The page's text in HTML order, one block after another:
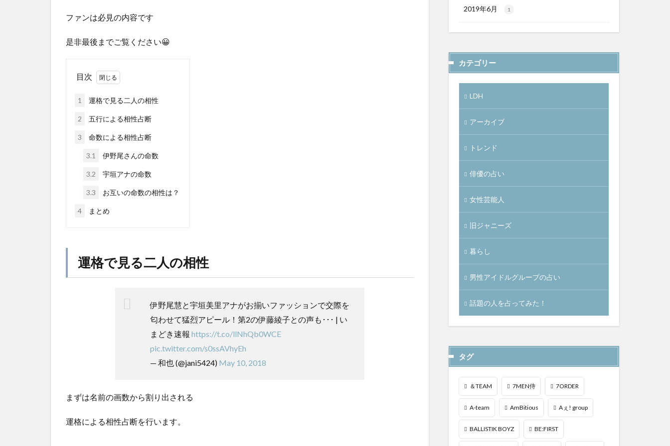
ファンは必見の内容です
是非最後までご覧ください😀
目次
1 運格で見る二人の相性
2 五行による相性占断
3 命数による相性占断
3.1 伊野尾さんの命数
3.2 宇垣アナの命数
3.3 お互いの命数の相性は？
4 まとめ
運格で見る二人の相性
伊野尾慧と宇垣美里アナがお揃いファッションで交際を
匂わせて猛烈アピール！第2の伊藤綾子との声も･･･ | い
まどき速報 https://t.co/llNhQb0WCE
pic.twitter.com/s0ssAVhyEh
— 和也 (@jani5424) May 10, 2018
まずは名前の画数から割り出される
運格による相性占断を行います。
2019年6月 1
カテゴリー
LDH
アーカイブ
トレンド
俳優の占い
女性芸能人
旧ジャニーズ
暮らし
男性アイドルグループの占い
話題の人を占ってみた！
タグ
＆TEAM 7MEN侍 7ORDER
A-team AmBitious Aぇ! group
BALLISTIK BOYZ BE:FIRST